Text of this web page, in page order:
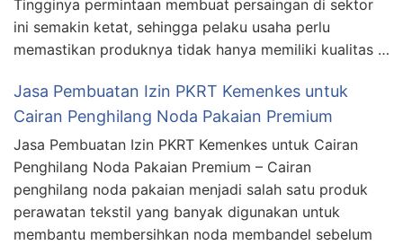
Tingginya permintaan membuat persaingan di sektor
ini semakin ketat, sehingga pelaku usaha perlu
memastikan produknya tidak hanya memiliki kualitas …
Jasa Pembuatan Izin PKRT Kemenkes untuk
Cairan Penghilang Noda Pakaian Premium
Jasa Pembuatan Izin PKRT Kemenkes untuk Cairan
Penghilang Noda Pakaian Premium – Cairan
penghilang noda pakaian menjadi salah satu produk
perawatan tekstil yang banyak digunakan untuk
membantu membersihkan noda membandel sebelum